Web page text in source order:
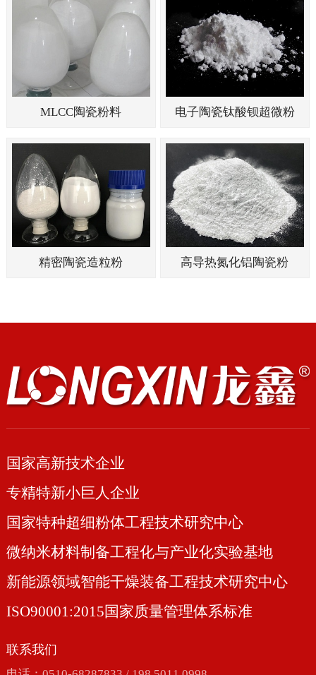
MLCC陶瓷粉料 电子陶瓷钛酸钡超微粉
精密陶瓷造粒粉 高导热氮化铝陶瓷粉
国家高新技术企业
专精特新小巨人企业
国家特种超细粉体工程技术研究中心
微纳米材料制备工程化与产业化实验基地
新能源领域智能干燥装备工程技术研究中心
ISO90001:2015国家质量管理体系标准
联系我们